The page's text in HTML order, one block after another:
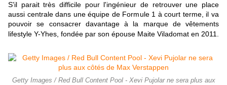
S'il parait très difficile pour l'ingénieur de retrouver une place
aussi centrale dans une équipe de Formule 1 à court terme, il va
pouvoir se consacrer davantage à la marque de vêtements
lifestyle Y-Yhes, fondée par son épouse Maite Viladomat en 2011.
Getty Images / Red Bull Content Pool - Xevi Pujolar ne sera plus aux